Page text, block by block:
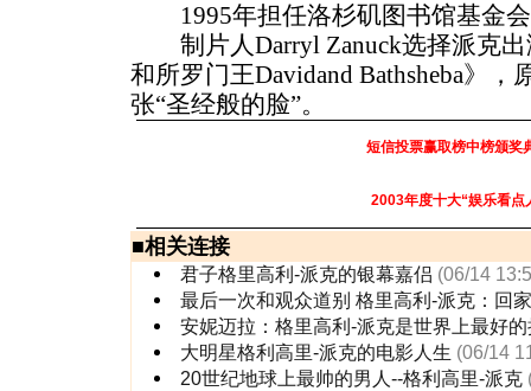
1995年担任洛杉矶图书馆基金会
制片人Darryl Zanuck选择派克出
和所罗门王Davidand Bathsheba》，
张“圣经般的脸”。
短信投票赢取榜中榜颁奖
2003年度十大“娱乐看点
■相关连接
君子格里高利-派克的银幕嘉侣 (06/14
最后一次和观众道别 格里高利-派克：回
安妮迈拉：格里高利-派克是世界上最好
大明星格利高里-派克的电影人生 (06/14
20世纪地球上最帅的男人--格利高里-派克